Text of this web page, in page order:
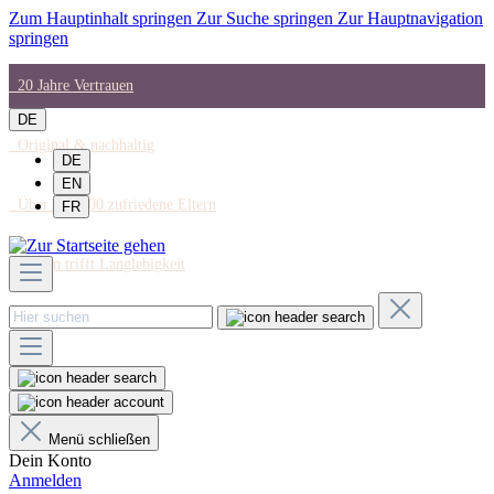
Zum Hauptinhalt springen Zur Suche springen Zur Hauptnavigation
springen
20 Jahre Vertrauen
Original & nachhaltig
Über 150.000 zufriedene Eltern
Design trifft Langlebigkeit
DE
DE
EN
FR
Menü schließen
Dein Konto
Anmelden